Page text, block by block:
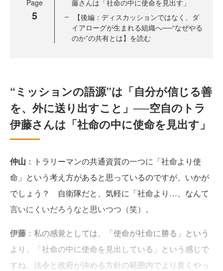
Page
5
藤さんは「社命の中に使命を見出す」
【後編：ディスカッションではなく、ダ
イアローグが生まれる組織へ──“なぜやる
のか”の共有とは】を読む
“ミッションの語源”は「自分が信じる善
を、外に送り出すこと」──空自のトラ
伊藤さんは「社命の中に使命を見出す」
仲山 ：トラリーマンの共通資質の一つに「社命より使
命」という考え方があると思っているのですが、いかが
でしょう？ 自衛隊だと、気軽に「社命より…、なんて
言いにくいだろうなと思いつつ（笑）。
伊藤 ：私の感覚としては、「使命が社命に勝る」という
より、「社命の中に使命を見出している」という感じで
すね。法令と政府が決める方針の範囲内でより良くやっ